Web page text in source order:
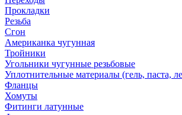
Прокладки
Резьба
Сгон
Американка чугунная
Тройники
Угольники чугунные резьбовые
Уплотнительные материалы (гель, паста,
Фланцы
Хомуты
Фитинги латунные